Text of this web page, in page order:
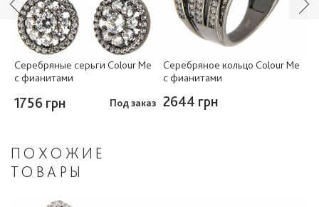
Серебряные серьги Colour Me
с фианитами
1756 грн Под заказ
Серебряное кольцо Colour Me
с фианитами
2644 грн
ПОХОЖИЕ
ТОВАРЫ